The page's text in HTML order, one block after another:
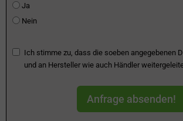
Ja
Nein
Ich stimme zu, dass die soeben angegebenen
und an Hersteller wie auch Händler
Anfrage absenden!